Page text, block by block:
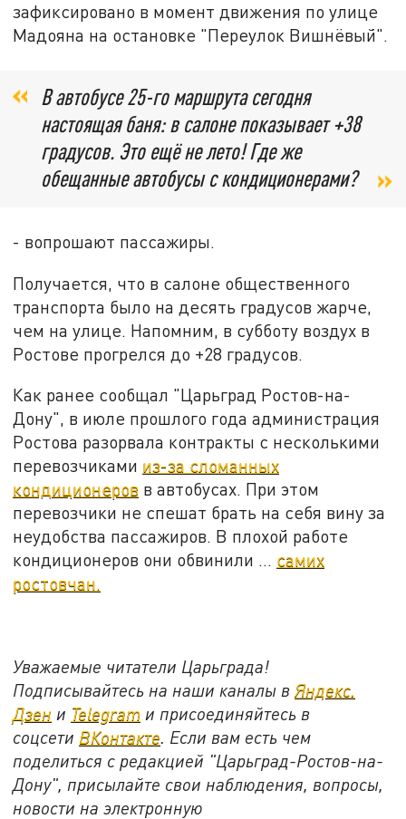
зафиксировано в момент движения по улице
Мадояна на остановке "Переулок Вишнёвый".
В автобусе 25-го маршрута сегодня
настоящая баня: в салоне показывает +38
градусов. Это ещё не лето! Где же
обещанные автобусы с кондиционерами?
- вопрошают пассажиры.
Получается, что в салоне общественного
транспорта было на десять градусов жарче,
чем на улице. Напомним, в субботу воздух в
Ростове прогрелся до +28 градусов.
Как ранее сообщал "Царьград Ростов-на-
Дону", в июле прошлого года администрация
Ростова разорвала контракты с несколькими
перевозчиками из-за сломанных
кондиционеров в автобусах. При этом
перевозчики не спешат брать на себя вину за
неудобства пассажиров. В плохой работе
кондиционеров они обвинили … самих
ростовчан.
Уважаемые читатели Царьграда!
Подписывайтесь на наши каналы вЯндекс.
Дзен и Telegram и присоединяйтесь в
соцсети ВКонтакте. Если вам есть чем
поделиться с редакцией "Царьград-Ростов-на-
Дону", присылайте свои наблюдения, вопросы,
новости на электронную